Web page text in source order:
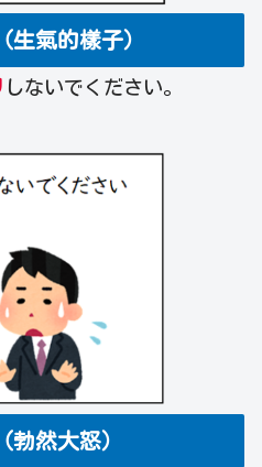
氣的樣子）
しないでください。
然大怒）